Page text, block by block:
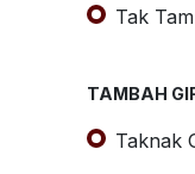
Tak
TAMBAH
Taknak